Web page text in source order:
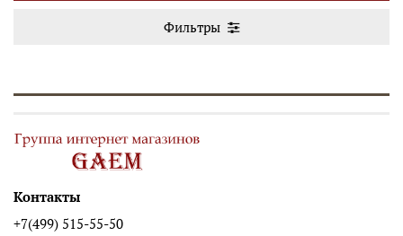
Фильтры
Контакты
+7(499) 515-55-50